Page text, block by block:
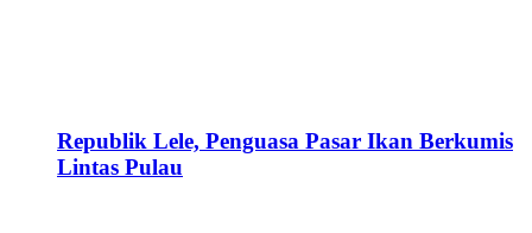
Republik Lele, Penguasa Pasar Ikan Berkumis
Lintas Pulau